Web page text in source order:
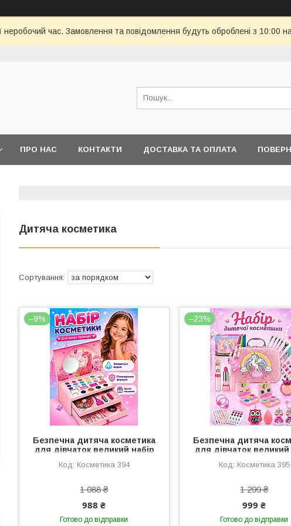
неробочий час. Замовлення та повідомлення будуть оброблені з 10:00
ПРО НАС КОНТАКТИ ДОСТАВКА ТА ОПЛАТА
Дитяча косметика
–9%
Безпечна дитяча косметика
для дівчаток великий набір
макіяжу і манікюру лак для
Косметика 394
1 088 ₴
988 ₴
Готово до відправки
–23%
Безпечна дитяча
для дівчаток великий
для нігтівКосметика 395
1 299 ₴
999 ₴
Готово до відправки